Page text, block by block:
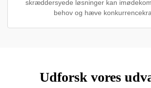
skræddersyede løsninger kan
behov og hæve
Udforsk vores